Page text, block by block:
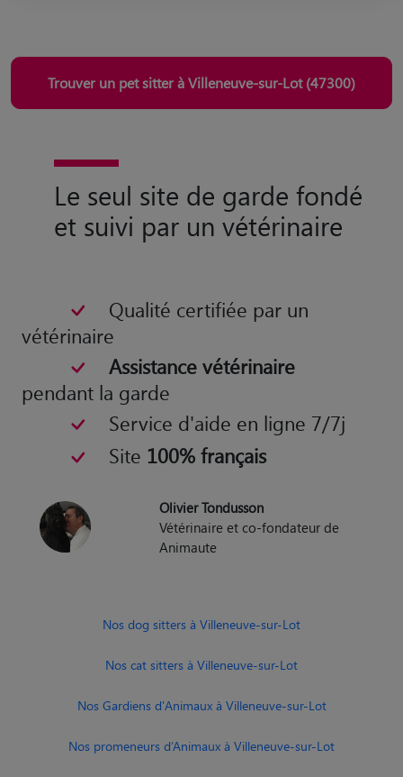
Trouver un pet sitter à Villeneuve-sur-Lot (47300)
Le seul site de garde fondé
et suivi par un vétérinaire
Qualité certifiée par un
vétérinaire
Assistance vétérinaire
pendant la garde
Service d'aide en ligne 7/7j
Site 100% français
Olivier Tondusson
Vétérinaire et co-fondateur de
Animaute
Nos dog sitters à Villeneuve-sur-Lot
Nos cat sitters à Villeneuve-sur-Lot
Nos Gardiens d'Animaux à Villeneuve-sur-Lot
Nos promeneurs d’Animaux à Villeneuve-sur-Lot